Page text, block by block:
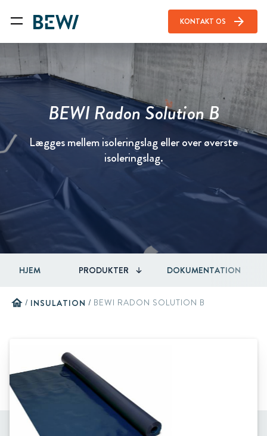
KONTAKT OS arrow_forward
BEWI Radon Solution B
Lægges mellem isoleringslag eller over øverste
isoleringslag.
HJEM PRODUKTER DOKUMENTATION
home / INSULATION / BEWI RADON SOLUTION B